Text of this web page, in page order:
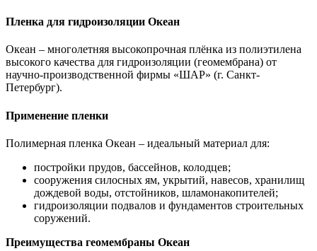
Пленка для гидроизоляции Океан
Океан – многолетняя высокопрочная плёнка из полиэтилена
высокого качества для гидроизоляции (геомембрана) от
научно-производственной фирмы «ШАР» (г. Санкт-
Петербург).
Применение пленки
Полимерная пленка Океан – идеальный материал для:
постройки прудов, бассейнов, колодцев;
сооружения силосных ям, укрытий, навесов, хранилищ
дождевой воды, отстойников, шламонакопителей;
гидроизоляции подвалов и фундаментов строительных
соружений.
Преимущества геомембраны Океан